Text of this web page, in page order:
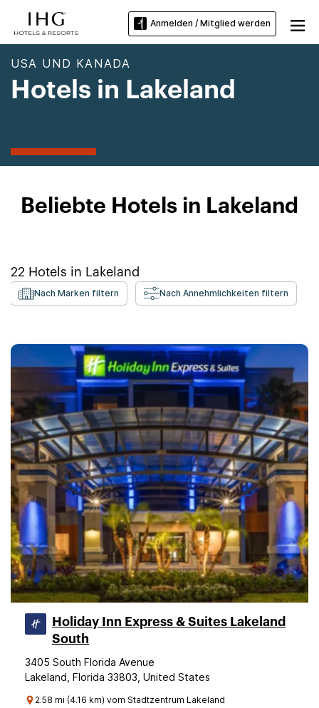
Anmelden / Mitglied werden
USA UND KANADA
Hotels in Lakeland
Beliebte Hotels in Lakeland
22 Hotels in Lakeland
Nach Marken filtern Nach Annehmlichkeiten filtern
Holiday Inn Express & Suites Lakeland
South
3405 South Florida Avenue
Lakeland, Florida 33803, United States
2.58 mi (4.16 km) vom Stadtzentrum Lakeland